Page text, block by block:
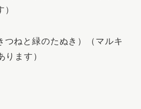
ねと緑のたぬき）（マルキ
ります）